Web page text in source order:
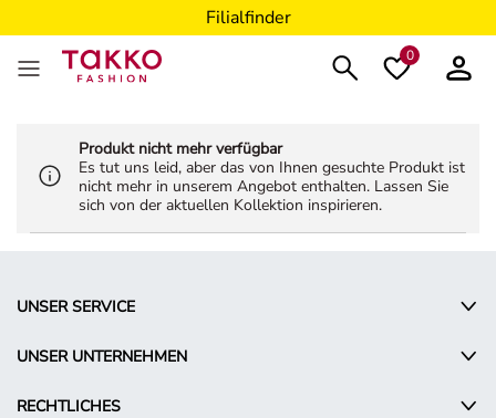
Filialfinder
0
Produkt nicht mehr verfügbar
Es tut uns leid, aber das von Ihnen gesuchte Produkt ist
nicht mehr in unserem Angebot enthalten. Lassen Sie
sich von der aktuellen Kollektion inspirieren.
UNSER SERVICE
UNSER UNTERNEHMEN
RECHTLICHES